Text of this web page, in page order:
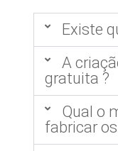
Existe
A
gratuita ?
Qual o
fabricar